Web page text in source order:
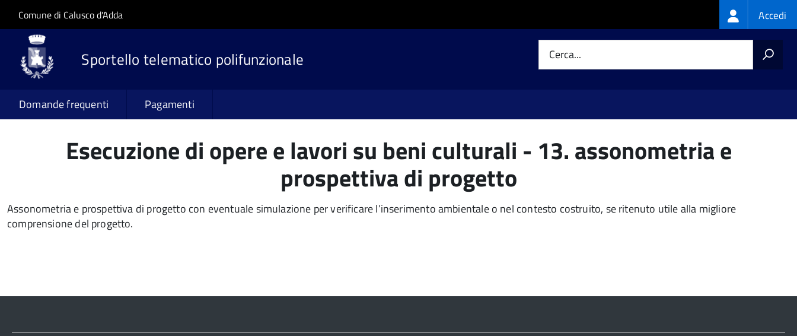
Salta al contenuto principale
Skip to site navigation
Comune di Calusco d'Adda Login
menu
Accedi
Sportello telematico polifunzionale Cerca...
Domande frequenti Pagamenti
Esecuzione di opere e lavori su beni culturali - 13. assonometria e
prospettiva di progetto
Assonometria e prospettiva di progetto con eventuale simulazione per verificare l’inserimento ambientale o nel contesto costruito, se ritenuto utile alla migliore
comprensione del progetto.